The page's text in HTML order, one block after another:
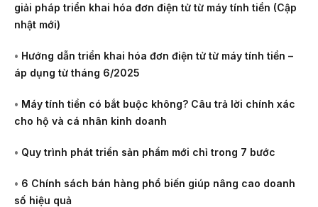
giải pháp triển khai hóa đơn điện tử từ máy tính tiền (Cập
nhật mới)
• Hướng dẫn triển khai hóa đơn điện tử từ máy tính tiền –
áp dụng từ tháng 6/2025
• Máy tính tiền có bắt buộc không? Câu trả lời chính xác
cho hộ và cá nhân kinh doanh
• Quy trình phát triển sản phẩm mới chỉ trong 7 bước
• 6 Chính sách bán hàng phổ biến giúp nâng cao doanh
số hiệu quả